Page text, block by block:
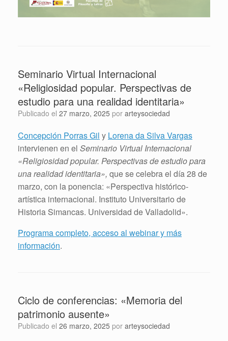
Seminario Virtual Internacional
«Religiosidad popular. Perspectivas de
estudio para una realidad identitaria»
Publicado el 27 marzo, 2025 por arteysociedad
Concepción Porras Gil y Lorena da Silva Vargas
intervienen en el Seminario Virtual Internacional
«Religiosidad popular. Perspectivas de estudio para
una realidad identitaria», que se celebra el día 28 de
marzo, con la ponencia: «Perspectiva histórico-
artística internacional. Instituto Universitario de
Historia Simancas. Universidad de Valladolid».
Programa completo, acceso al webinar y más
información.
Ciclo de conferencias: «Memoria del
patrimonio ausente»
Publicado el 26 marzo, 2025 por arteysociedad